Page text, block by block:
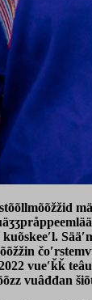
vueʹǩǩ
vuâđđan